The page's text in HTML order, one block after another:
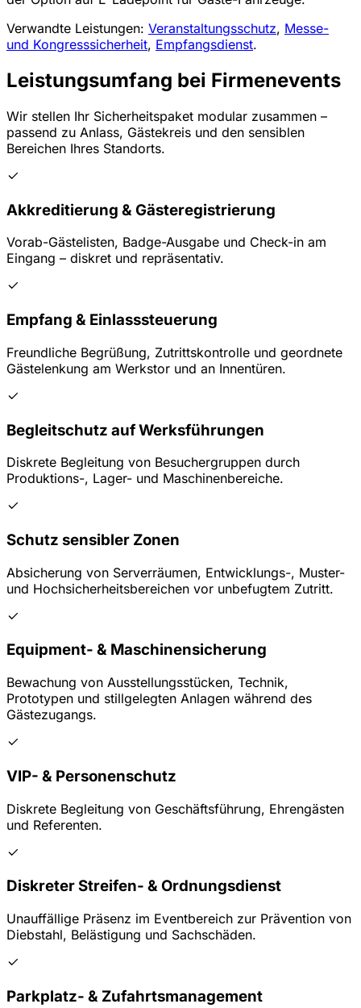
Verwandte Leistungen: Veranstaltungsschutz, Messe-
und Kongresssicherheit, Empfangsdienst.
Leistungsumfang bei Firmenevents
Wir stellen Ihr Sicherheitspaket modular zusammen –
passend zu Anlass, Gästekreis und den sensiblen
Bereichen Ihres Standorts.
Akkreditierung & Gästeregistrierung
Vorab-Gästelisten, Badge-Ausgabe und Check-in am
Eingang – diskret und repräsentativ.
Empfang & Einlasssteuerung
Freundliche Begrüßung, Zutrittskontrolle und geordnete
Gästelenkung am Werkstor und an Innentüren.
Begleitschutz auf Werksführungen
Diskrete Begleitung von Besuchergruppen durch
Produktions-, Lager- und Maschinenbereiche.
Schutz sensibler Zonen
Absicherung von Serverräumen, Entwicklungs-, Muster-
und Hochsicherheitsbereichen vor unbefugtem Zutritt.
Equipment- & Maschinensicherung
Bewachung von Ausstellungsstücken, Technik,
Prototypen und stillgelegten Anlagen während des
Gästezugangs.
VIP- & Personenschutz
Diskrete Begleitung von Geschäftsführung, Ehrengästen
und Referenten.
Diskreter Streifen- & Ordnungsdienst
Unauffällige Präsenz im Eventbereich zur Prävention von
Diebstahl, Belästigung und Sachschäden.
Parkplatz- & Zufahrtsmanagement